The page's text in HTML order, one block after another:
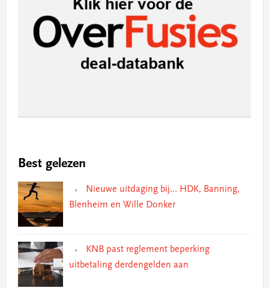
Best gelezen
Nieuwe uitdaging bij… HDK, Banning,
Blenheim en Wille Donker
KNB past reglement beperking
uitbetaling derdengelden aan